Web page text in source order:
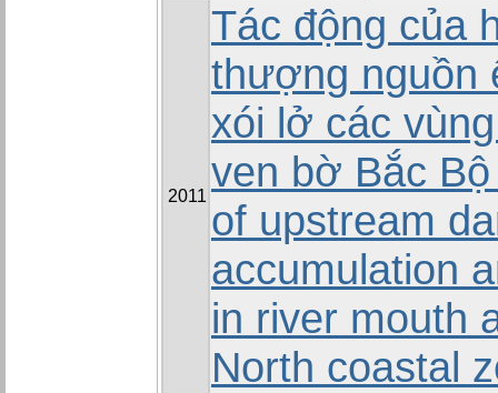
2011
Tác động của
thượng nguồn
xói lở các
ven bờ Bắc
of upstream
accumulation
in river mouth
North coastal